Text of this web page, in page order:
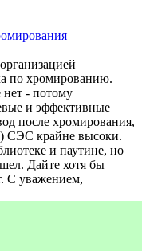
по хромированию.
- потому
и эффективные
после хромирования,
СЭС крайне высоки.
и паутине, но
Дайте хотя бы
С уважением,